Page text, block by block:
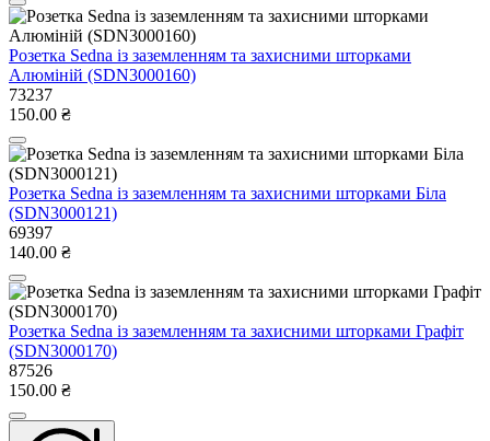
Розетка Sedna із заземленням та захисними шторками
Алюміній (SDN3000160)
73237
150.00 ₴
Розетка Sedna із заземленням та захисними шторками Біла
(SDN3000121)
69397
140.00 ₴
Розетка Sedna із заземленням та захисними шторками Графіт
(SDN3000170)
87526
150.00 ₴